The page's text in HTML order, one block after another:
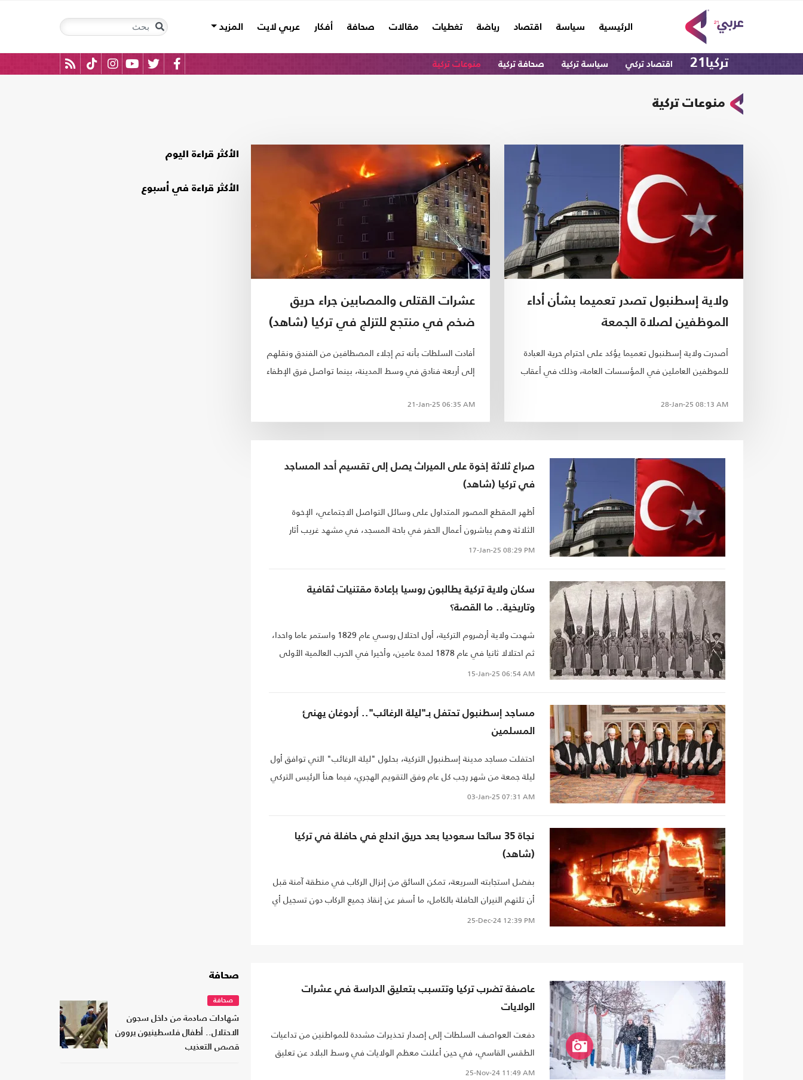
الرئيسية
(current) سياسة اقتصاد رياضة تغطيات مقالات صحافة أفكار عربي لايت المزيد
تركيا21 اقتصاد تركي سياسة تركية صحافة تركية منوعات تركية
منوعات تركية
ولاية إسطنبول تصدر تعميما بشأن أداء
الموظفين لصلاة الجمعة
أصدرت ولاية إسطنبول تعميما يؤكد على احترام حرية العبادة
للموظفين العاملين في المؤسسات العامة، وذلك في أعقاب
رغبتهم في أداء صلاة الجمعة أثناء ساعات العمل..
28-Jan-25 08:13 AM
عشرات القتلى والمصابين جراء حريق
ضخم في منتجع للتزلج في تركيا (شاهد)
أفادت السلطات بأنه تم إجلاء المصطافين من الفندق ونقلهم
إلى أربعة فنادق في وسط المدينة، بينما تواصل فرق الإطفاء
21-Jan-25 06:35 AM
صراع ثلاثة إخوة على الميراث يصل إلى تقسيم أحد المساجد
في تركيا (شاهد)
أظهر المقطع المصور المتداول على وسائل التواصل الاجتماعي، الإخوة
الثلاثة وهم يباشرون أعمال الحفر في باحة المسجد، في مشهد غريب أثار
استغراب المتابعين وذهولهم..
17-Jan-25 08:29 PM
سكان ولاية تركية يطالبون روسيا بإعادة مقتنيات ثقافية
وتاريخية.. ما القصة؟
شهدت ولاية أرضروم التركية، أول احتلال روسي عام 1829 واستمر عاما واحدا،
ثم احتلالا ثانيا في عام 1878 لمدة عامين، وأخيرا في الحرب العالمية الأولى
بين 1916 و1918..
15-Jan-25 06:54 AM
مساجد إسطنبول تحتفل بـ"ليلة الرغائب".. أردوغان يهنئ
المسلمين
احتفلت مساجد مدينة إسطنبول التركية، بحلول "ليلة الرغائب" التي توافق أول
ليلة جمعة من شهر رجب كل عام وفق التقويم الهجري، فيما هنأ الرئيس التركي
رجب طيب أردوغان المسلمين بهذه الليلة.
03-Jan-25 07:31 AM
نجاة 35 سائحا سعوديا بعد حريق اندلع في حافلة في تركيا
(شاهد)
بفضل استجابته السريعة، تمكن السائق من إنزال الركاب في منطقة آمنة قبل
أن تلتهم النيران الحافلة بالكامل، ما أسفر عن إنقاذ جميع الركاب دون تسجيل أي
إصابات تُذكر.25-Dec-24 12:39 PM
الأكثر قراءة اليوم
الأكثر قراءة في أسبوع
عاصفة تضرب تركيا وتتسبب بتعليق الدراسة في عشرات
الولايات
دفعت العواصف السلطات إلى إصدار تحذيرات مشددة للمواطنين من تداعيات
الطقس القاسي، في حين أعلنت معظم الولايات في وسط البلاد عن تعليق
الدراسة ليوم الاثنين، مع إغلاق العديد من الطرق بسبب تراكم الثلوج..
25-Nov-24 11:49 AM
صحافة
صحافة
شهادات صادمة من داخل سجون
الاحتلال.. أطفال فلسطينيون يروون
قصص التعذيب